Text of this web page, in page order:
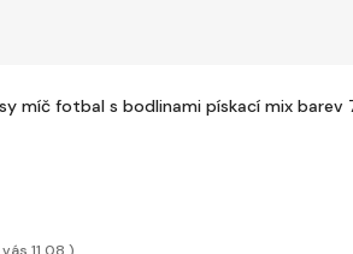
míč fotbal s bodlinami pískací mix barev